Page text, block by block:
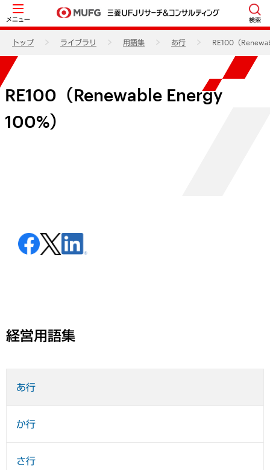
メニュー 検索
トップ ライブラリ 用語集 あ行 RE100（
RE100（Renewable Energy
100%）
経営用語集
あ行
か行
さ行